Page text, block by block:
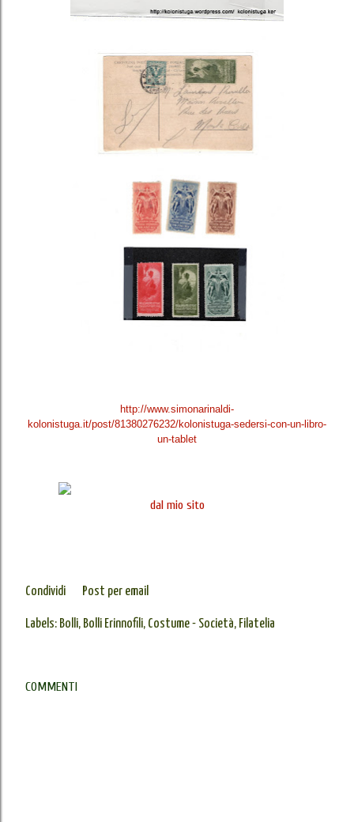
http://www.simonarinaldi-
kolonistuga.it/post/81380276232/kolonistuga-sedersi-con-un-libro-
un-tablet
dal mio sito
Condividi Post per email
Labels: Bolli Bolli Erinnofili Costume - Società Filatelia
COMMENTI